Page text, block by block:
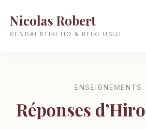
Nicolas Robert
GENDAI REIKI HO & REIKI USUI
ENSEIGNEMENTS
Réponses